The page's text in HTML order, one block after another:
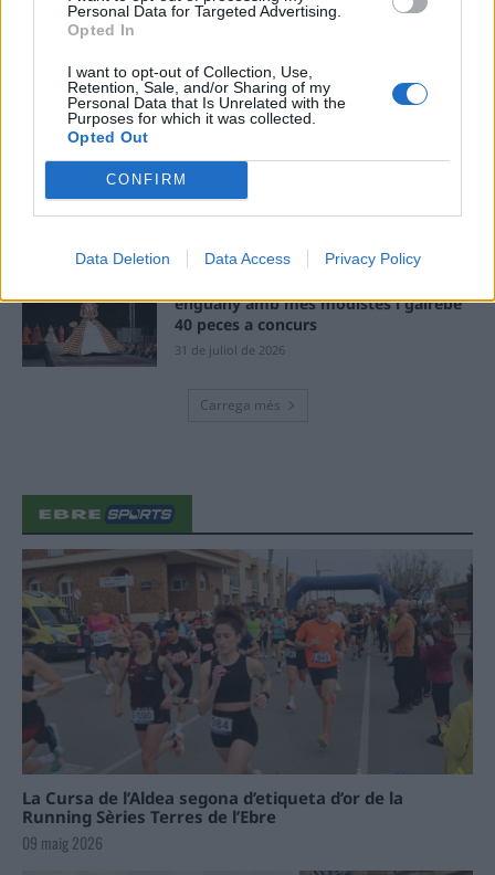
Personal Data for Targeted Advertising.
Opted In
I want to opt-out of Collection, Use,
Retention, Sale, and/or Sharing of my
Personal Data that Is Unrelated with the
Purposes for which it was collected.
Opted Out
CONFIRM
Data Deletion Data Access Privacy Policy
L’Ajuntament de Tortosa amplia el
temperatures
7 d'agost de 2026
i culmina un projecte estratègic que
vincula patrimoni, turisme i
enguany amb més modistes i gairebé
40 peces a concurs
31 de juliol de 2026
Carrega més
La Cursa de l’Aldea segona d’etiqueta d’or de la
Running Sèries Terres de l’Ebre
09 maig 2026